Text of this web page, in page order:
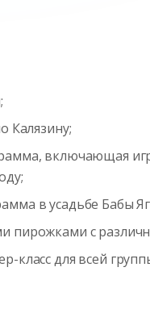
Калязину;
включающая
в усадьбе Бабы
пирожками с
класс для всей